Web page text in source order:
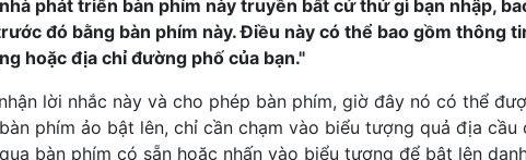
phát triển bàn phím này truyền bất cứ thứ gì bạn nhập,
đó bằng bàn phím này. Điều này có thể bao gồm thông
hoặc địa chỉ đường phố của bạn."
lời nhắc này và cho phép bàn phím, giờ đây nó có thể
phím ảo bật lên, chỉ cần chạm vào biểu tượng quả địa cầu
bàn phím có sẵn hoặc nhấn vào biểu tượng để bật lên